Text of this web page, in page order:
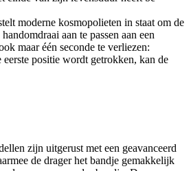
moderne kosmopolieten in staat om de
aan te passen aan een
maar één seconde te verliezen:
positie wordt getrokken, kan de
zijn uitgerust met een geavanceerd
de drager het bandje gemakkelijk